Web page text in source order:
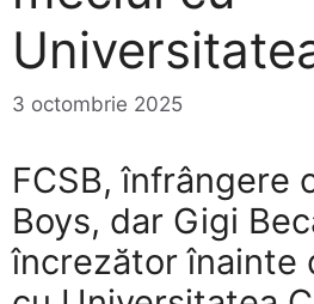
3 octombrie 2025
FCSB, înfrângere
Boys, dar Gigi
încrezător înainte